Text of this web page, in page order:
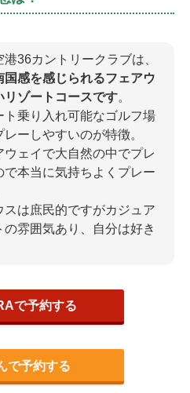
36カントリークラブは、
国感を感じられるフェアウ
リゾートコースです。
ト乗り入れ可能なゴルフ場
ーしやすいのが特徴。
ウェイで大自然の中でプレ
で本当に気持ちよくプレー
スは庶民的ですがカジュア
の雰囲気あり、自分は好き
で予約する
で予約する